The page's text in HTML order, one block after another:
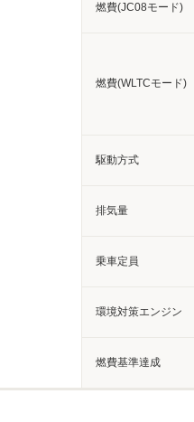
燃費(JC08モード)
燃費(WLTCモード)
駆動方式
排気量
乗車定員
環境対策エンジン
燃費基準達成